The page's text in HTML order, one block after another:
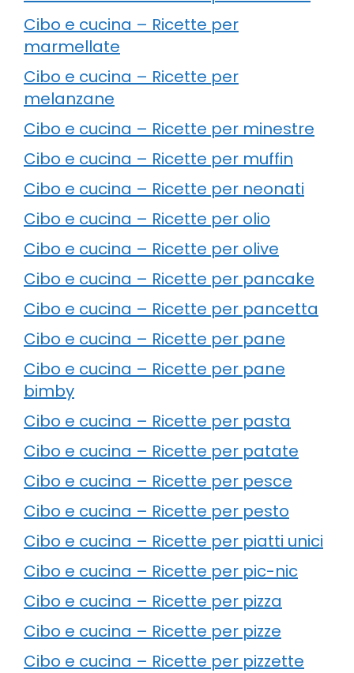
Cibo e cucina – Ricette per
marmellate
Cibo e cucina – Ricette per
melanzane
Cibo e cucina – Ricette per minestre
Cibo e cucina – Ricette per muffin
Cibo e cucina – Ricette per neonati
Cibo e cucina – Ricette per olio
Cibo e cucina – Ricette per olive
Cibo e cucina – Ricette per pancake
Cibo e cucina – Ricette per pancetta
Cibo e cucina – Ricette per pane
Cibo e cucina – Ricette per pane
bimby
Cibo e cucina – Ricette per pasta
Cibo e cucina – Ricette per patate
Cibo e cucina – Ricette per pesce
Cibo e cucina – Ricette per pesto
Cibo e cucina – Ricette per piatti unici
Cibo e cucina – Ricette per pic-nic
Cibo e cucina – Ricette per pizza
Cibo e cucina – Ricette per pizze
Cibo e cucina – Ricette per pizzette